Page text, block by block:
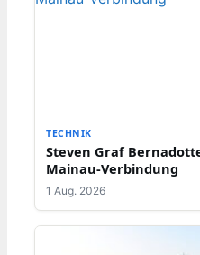
TECHNIK
Steven Graf
Mainau-Verbindung
1 Aug. 2026